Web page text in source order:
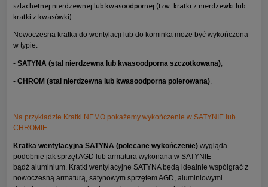
szlachetnej nierdzewnej lub kwasoodpornej (tzw. kratki z nierdzewki lub
kratki z kwasówki).
Nowoczesna kratka do wentylacji lub do kominka może być wykończona
w typie:
- SATYNA (stal nierdzewna lub kwasoodporna szczotkowana);
- CHROM (stal nierdzewna lub kwasoodporna polerowana)
Na przykładzie Kratki NEMO pokażemy wykończenie w SATYNIE lub
CHROMIE.
Kratka wentylacyjna SATYNA (polecane wykończenie) wygląda
podobnie jak sprzęt AGD lub armatura wykonana w SATYNIE
bądź aluminium. Kratki wentylacyjne SATYNA będą idealnie współgrać z
nowoczesną armaturą, satynowym sprzętem AGD, aluminiowymi